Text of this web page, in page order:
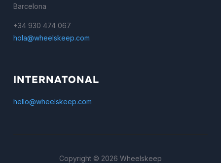
Barcelona
+34 930 474 067
hola@wheelskeep.com
INTERNATONAL
hello@wheelskeep.com
Copyright © 2026 Wheelskeep